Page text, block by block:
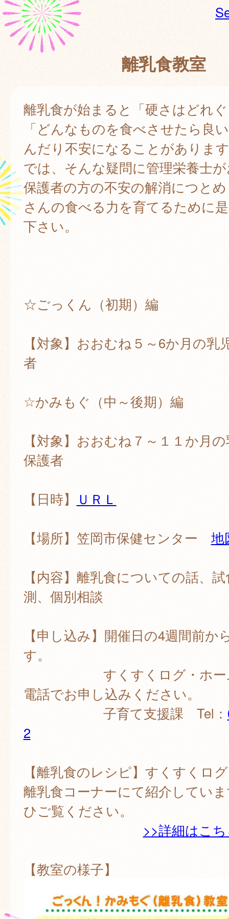
離乳食教室
離乳食が始まると「硬さはどれ
「どんなものを食べさせたら良
んだり不安になることがありま
では、そんな疑問に管理栄養士
保護者の方の不安の解消につと
さんの食べる力を育てるために
下さい。
☆ごっくん（初期）編
【対象】おおむね５～6か月の乳
者
☆かみもぐ（中～後期）編
【対象】おおむね７～１１か月
保護者
【日時】 ＵＲＬ
【場所】笠岡市保健センター 地
【内容】離乳食についての話、
測、個別相談
【申し込み】開催日の4週間前か
す。
すくすくログ・ホーム
電話でお申し込みください。
子育て支援課 Tel：
2
【離乳食のレシピ】すくすくロ
離乳食コーナーにて紹介してい
ひご覧ください。
>>詳細はこ
【教室の様子】